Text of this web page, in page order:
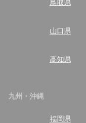
山口県
高知県
九州・沖縄
福岡県